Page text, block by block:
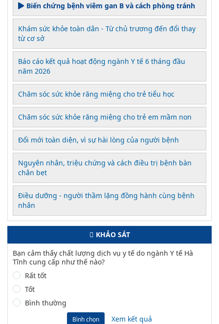
Biến chứng bệnh viêm gan B và cách phòng tránh
Khám sức khỏe toàn dân - Từ chủ trương đến đổi thay
từ cơ sở
Báo cáo kết quả hoạt động ngành Y tế 6 tháng đầu
năm 2026
Chăm sóc sức khỏe răng miệng cho trẻ tiểu học
Chăm sóc sức khỏe răng miệng cho trẻ em mầm non
Đổi mới toàn diện, vì sự hài lòng của người bệnh
Nguyên nhân, triệu chứng và cách điều trị bệnh bàn
chân bẹt
Điều dưỡng - người thầm lặng đồng hành cùng bệnh
nhân
KHẢO SÁT
Bạn cảm thấy chất lượng dịch vụ y tế do ngành Y tế Hà
Tĩnh cung cấp như thế nào?
Rất tốt
Tốt
Bình thường
Bình chọn Xem kết quả